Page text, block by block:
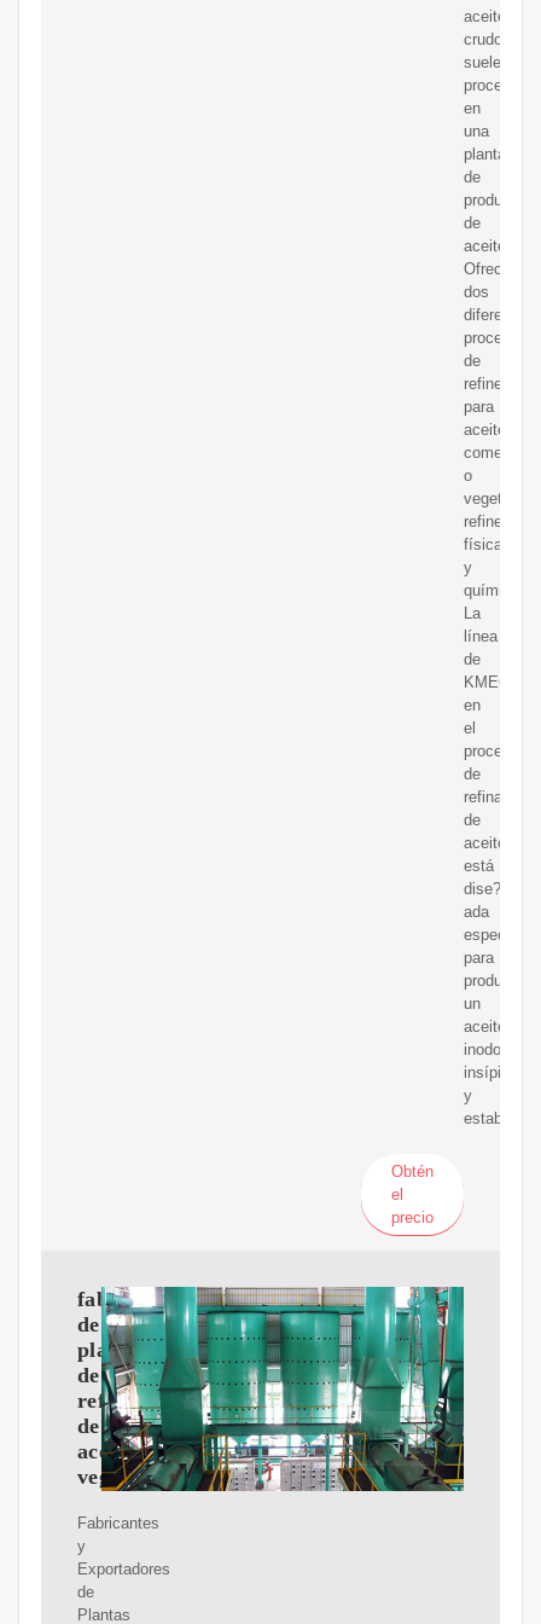
aceite
crudo
suele
procesarse
en
una
planta
de
producción
de
aceite.
Ofrecemos
dos
diferentes
procesos
de
refinería
para
aceite
o
vegetales:
refinería
física
y
química.
La
línea
de
KMEC
en
el
proceso
de
refinación
de
aceite
está
dise?
ada
para
producir
un
aceite
inodoro,
insípido
y
estable
Obtén
el
precio
fabricantes
de
plantas
de
refinería
de
aceite
vegetal
Fabricantes
y
Exportadores
de
Plantas